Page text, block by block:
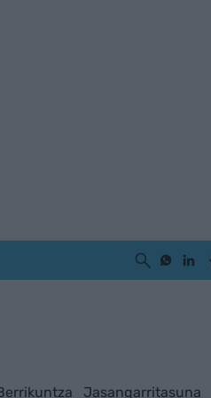
Jasangarritasuna